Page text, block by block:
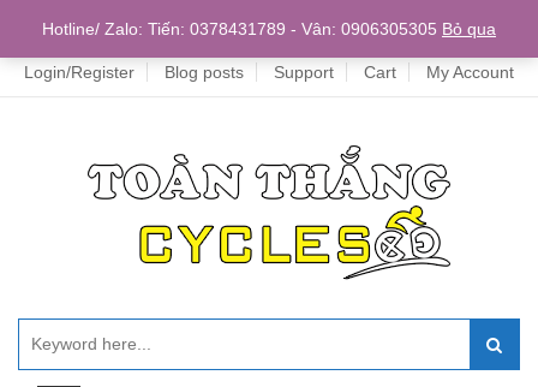
Home
Login/Register Blog posts Support Cart My Account
Hotline/ Zalo: Tiến: 0378431789 - Vân: 0906305305 Bỏ qua